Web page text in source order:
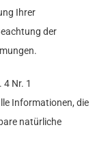
Ihrer
der
Nr. 1
Informationen, die
natürliche